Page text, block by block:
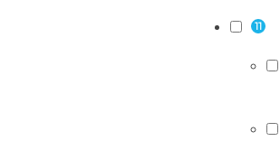
11